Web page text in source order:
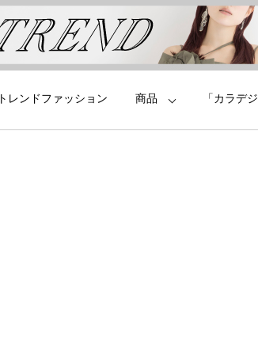
トレンドファッション 商品 「カラデ